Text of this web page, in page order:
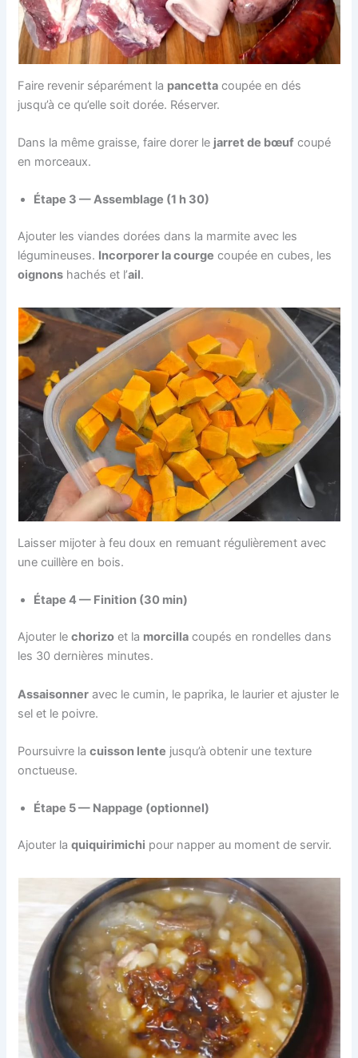
Faire revenir séparément la pancetta coupée en dés
jusqu’à ce qu’elle soit dorée. Réserver.
Dans la même graisse, faire dorer le jarret de bœuf coupé
en morceaux.
Étape 3 — Assemblage (1 h 30)
Ajouter les viandes dorées dans la marmite avec les
légumineuses. Incorporer la courge coupée en cubes, les
oignons hachés et l’ail.
Laisser mijoter à feu doux en remuant régulièrement avec
une cuillère en bois.
Étape 4 — Finition (30 min)
Ajouter lechorizo et la morcilla coupés en rondelles dans
les 30 dernières minutes.
Assaisonner avec le cumin, le paprika, le laurier et ajuster le
sel et le poivre.
Poursuivre lacuisson lente jusqu’à obtenir une texture
onctueuse.
Étape 5 — Nappage (optionnel)
Ajouter laquiquirimichi pour napper au moment de servir.